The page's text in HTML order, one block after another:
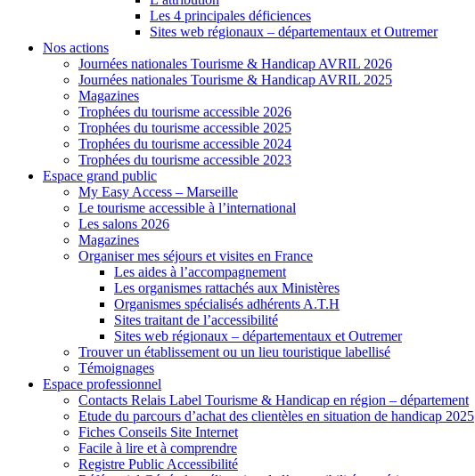
Les 4 principales déficiences
Sites web régionaux – départementaux et Outremer
Nos actions
Journées nationales Tourisme & Handicap AVRIL 2026
Journées nationales Tourisme & Handicap AVRIL 2025
Magazines
Trophées du tourisme accessible 2026
Trophées du tourisme accessible 2025
Trophées du tourisme accessible 2024
Trophées du tourisme accessible 2023
Espace grand public
My Easy Access – Marseille
Le tourisme accessible à l’international
Les salons 2026
Magazines
Organiser mes séjours et visites en France
Les aides à l’accompagnement
Les organismes rattachés aux Ministères
Organismes spécialisés adhérents A.T.H
Sites traitant de l’accessibilité
Sites web régionaux – départementaux et Outremer
Trouver un établissement ou un lieu touristique labellisé
Témoignages
Espace professionnel
Contacts Relais Label Tourisme & Handicap en région – département
Etude du parcours d’achat des clientèles en situation de handicap 2025
Fiches Conseils Site Internet
Facile à lire et à comprendre
Registre Public Accessibilité